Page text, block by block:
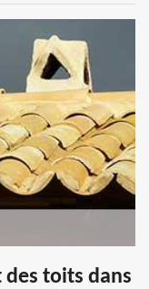
des toits dans